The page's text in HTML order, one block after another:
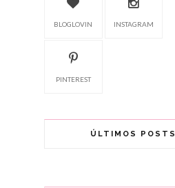
BLOGLOVIN INSTAGRAM
PINTEREST
ÚLTIMOS POSTS